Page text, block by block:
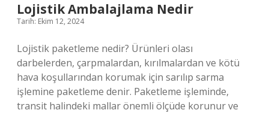
Lojistik Ambalajlama Nedir
Tarih: Ekim 12, 2024
Lojistik paketleme nedir? Ürünleri olası
darbelerden, çarpmalardan, kırılmalardan ve kötü
hava koşullarından korumak için sarılıp sarma
işlemine paketleme denir. Paketleme işleminde,
transit halindeki mallar önemli ölçüde korunur ve